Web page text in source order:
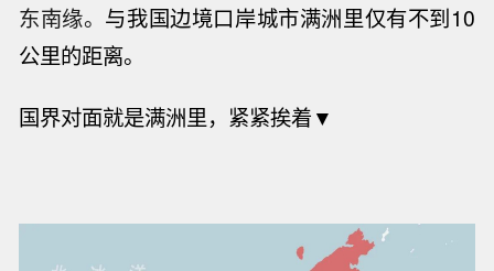
东南缘。 与我国边境口岸城市满洲里仅有不到10
公里的距离。
国界对面就是满洲里，紧紧挨着▼